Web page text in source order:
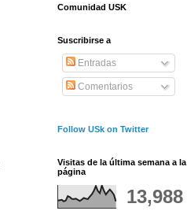
Comunidad USK
Suscribirse a
Entradas
Comentarios
Follow USk on Twitter
Visitas de la última semana a la
página
13,988